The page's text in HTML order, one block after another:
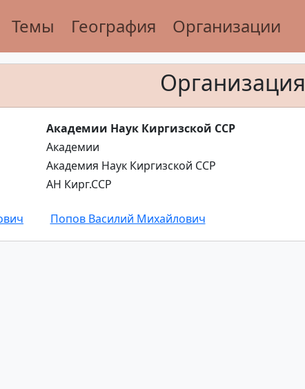
Темы География Организации
Организация
Академии Наук Киргизской ССР
Академии
Академия Наук Киргизской ССР
АН Кирг.ССР
Попов Василий Михайлович